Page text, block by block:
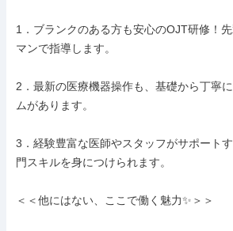
1．ブランクのある方も安心のOJT研修！
マンで指導します。
2．最新の医療機器操作も、基礎から丁寧
ムがあります。
3．経験豊富な医師やスタッフがサポート
門スキルを身につけられます。
＜＜他にはない、ここで働く魅力✨＞＞